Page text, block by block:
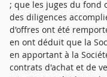
; que les juges du fond
des diligences
d'offres ont été
en ont déduit que la
en apportant à la
contrats d'achat et de